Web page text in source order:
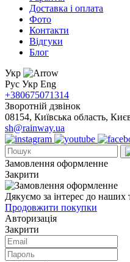
Доставка і оплата
Фото
Контакти
Відгуки
Блог
Укр
Рус Укр Eng
+380675071314
Зворотній дзвінок
08154, Київська область,
sh@rainway.ua
Замовлення оформленне
Закрити
Дякуємо за інтерес до
Продовжити покупки
Авторизація
Закрити